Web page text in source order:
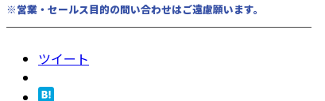
※営業・セールス目的の問い合わせはご遠慮願います。
────────────────────────
ツイート